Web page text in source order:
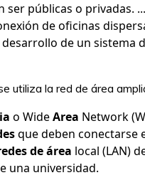
ser públicas o privadas.
de oficinas
de un sistema
utiliza la red de área
o WideArea Network
que deben conectarse
de área local (LAN)
una universidad.